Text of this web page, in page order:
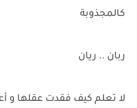
كالمجذوبة
ربان .. ريان
لا تعلم كيف فقدت عقلها و